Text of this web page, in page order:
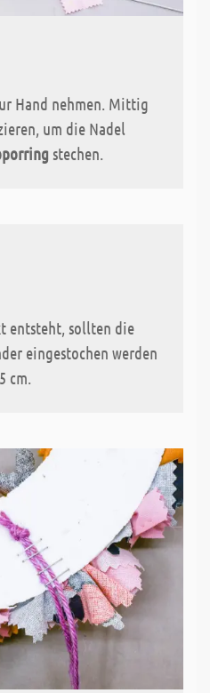
Hand nehmen. Mittig
um die Nadel
stechen.
entsteht, sollten die
eingestochen werden
cm.